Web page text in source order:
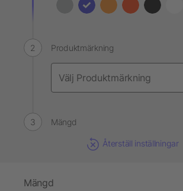
Produktmärkning
Mängd
Återställ inställningar
Mängd